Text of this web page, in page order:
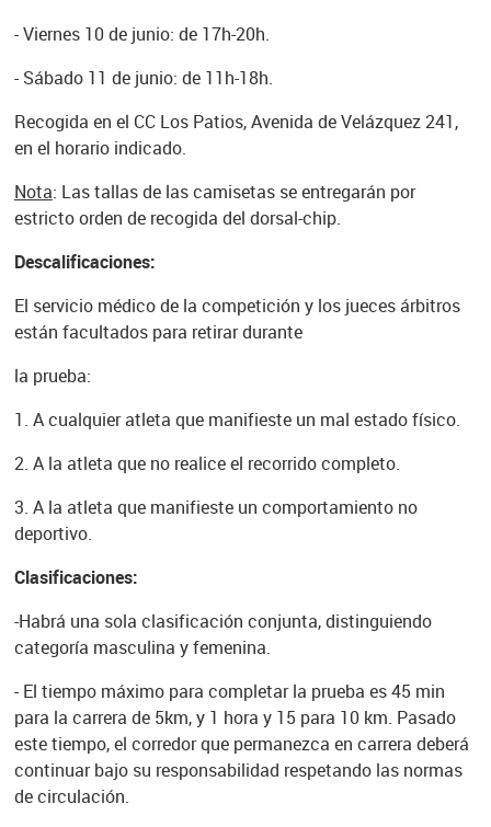
- Viernes 10 de junio: de 17h-20h.
- Sábado 11 de junio: de 11h-18h.
Recogida en el CC Los Patios, Avenida de Velázquez 241,
en el horario indicado.
Nota: Las tallas de las camisetas se entregarán por
estricto orden de recogida del dorsal-chip.
Descalificaciones:
El servicio médico de la competición y los jueces árbitros
están facultados para retirar durante
la prueba:
1. A cualquier atleta que manifieste un mal estado físico.
2. A la atleta que no realice el recorrido completo.
3. A la atleta que manifieste un comportamiento no
deportivo.
Clasificaciones:
-Habrá una sola clasificación conjunta, distinguiendo
categoría masculina y femenina.
- El tiempo máximo para completar la prueba es 45 min
para la carrera de 5km, y 1 hora y 15 para 10 km. Pasado
este tiempo, el corredor que permanezca en carrera deberá
continuar bajo su responsabilidad respetando las normas
de circulación.